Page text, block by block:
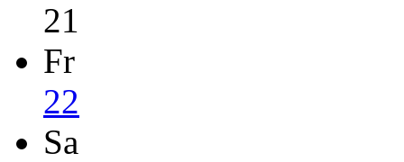
21
Fr
22
Sa